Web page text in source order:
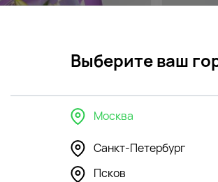
228
Выберите ваш
Москва
Санкт-Петербург
Псков